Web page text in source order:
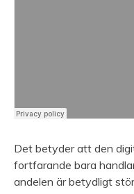
Det betyder att den
fortfarande bara
andelen är betydligt